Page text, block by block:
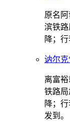
原名
滨铁
降；
讷尔克
离富
铁路
降；
发到。